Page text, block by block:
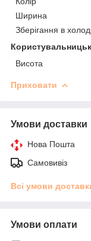
Ширина
Зберігання в
Висота
Приховати
Умови доставки
Нова Пошта
Самовивіз
Всі умови
Умови оплати